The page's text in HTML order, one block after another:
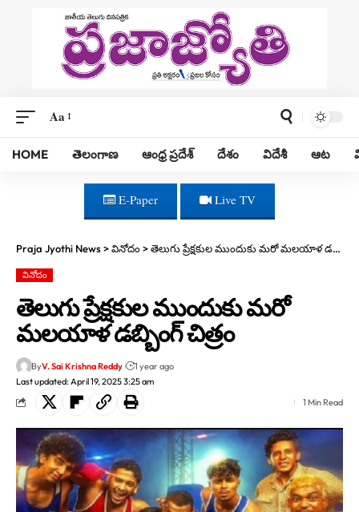
Aa
HOME తెలంగాణ ఆంధ్ర ప్రదేశ్ దేశం విదేశీ ఆట
E-Paper Live TV
Praja Jyothi News>వినోదం>తెలుగు ప్రేక్షకుల ముందుకు మరో మలయాళ డబ్బింగ్ చిత్రం
వినోదం
తెలుగు ప్రేక్షకుల ముందుకు మరో
మలయాళ డబ్బింగ్ చిత్రం
Last updated: April 19, 2025 3:25 am
ByV. Sai Krishna Reddy 1 year ago
1 Min Read